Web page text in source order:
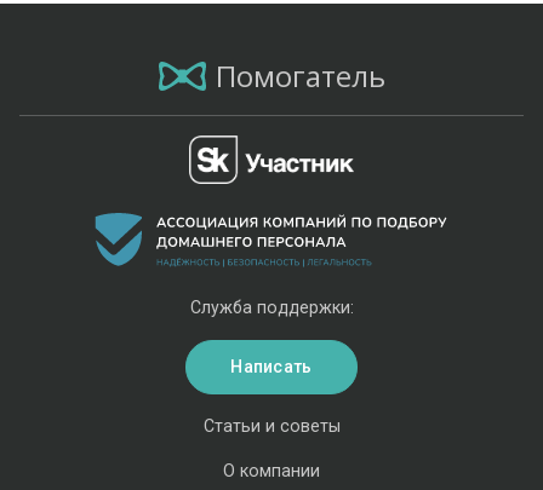
Помогатель
Статьи и советы
О компании
Служба поддержки:
Написать